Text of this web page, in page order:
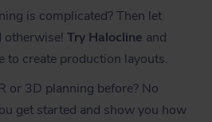
is complicated? Then let
otherwise! Try Halocline and
to create production layouts.
or 3D planning before? No
get started and show you how